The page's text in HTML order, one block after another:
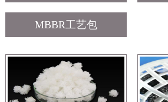
MBBR工艺包